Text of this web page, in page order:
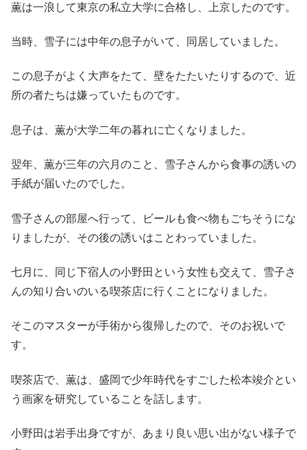
薫は一浪して東京の私立大学に合格し、上京したのです。
当時、雪子には中年の息子がいて、同居していました。
この息子がよく大声をたて、壁をたたいたりするので、近
所の者たちは嫌っていたものです。
息子は、薫が大学二年の暮れに亡くなりました。
翌年、薫が三年の六月のこと、雪子さんから食事の誘いの
手紙が届いたのでした。
雪子さんの部屋へ行って、ビールも食べ物もごちそうにな
りましたが、その後の誘いはことわっていました。
七月に、同じ下宿人の小野田という女性も交えて、雪子さ
んの知り合いのいる喫茶店に行くことになりました。
そこのマスターが手術から復帰したので、そのお祝いで
す。
喫茶店で、薫は、盛岡で少年時代をすごした松本竣介とい
う画家を研究していることを話します。
小野田は岩手出身ですが、あまり良い思い出がない様子で